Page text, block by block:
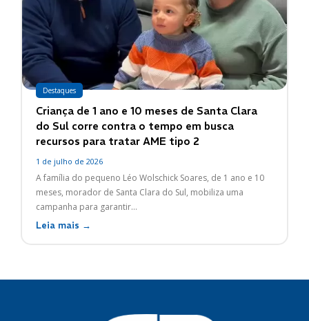
Destaques
Criança de 1 ano e 10 meses de Santa Clara
do Sul corre contra o tempo em busca
recursos para tratar AME tipo 2
1 de julho de 2026
A família do pequeno Léo Wolschick Soares, de 1 ano e 10
meses, morador de Santa Clara do Sul, mobiliza uma
campanha para garantir...
Leia mais →